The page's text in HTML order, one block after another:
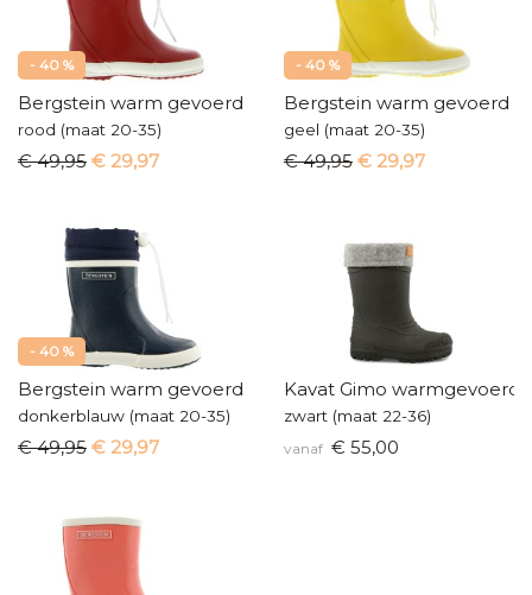
- 40 %
Bergstein warm gevoerd
rood (maat 20-35)
€ 49,95 € 29,97
- 40 %
Bergstein warm gevoerd
geel (maat 20-35)
€ 49,95 € 29,97
- 40 %
Bergstein warm gevoerd
donkerblauw (maat 20-35)
€ 49,95 € 29,97
Kavat Gimo
zwart (maat 22-36)
vanaf € 55,00